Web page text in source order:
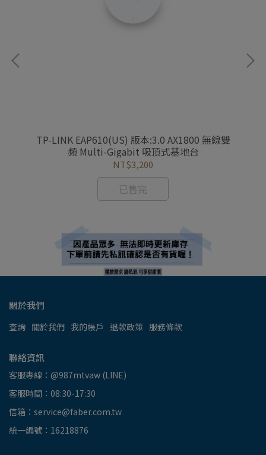
TP-LINK EAP610(US) 版本:3.0 AX1800 無線雙
頻 Multi-Gigabit 吸頂式基地台
NT$3,200
已售完
關於我們
查詢 關於我們 我的帳戶 退款政策 服務條款
聯絡資訊
客服專線：@987mtvaw (LINE)
客服時間：08:30-17:30
信箱：service@faber.com.tw
統一編號：16218876